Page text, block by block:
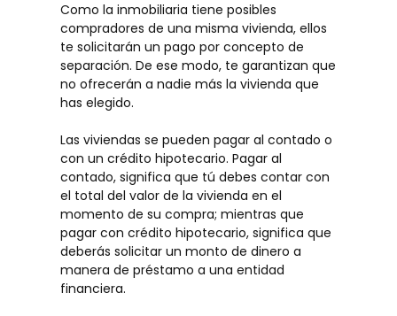
Como la inmobiliaria tiene posibles
compradores de una misma vivienda, ellos
te solicitarán un pago por concepto de
separación. De ese modo, te garantizan que
no ofrecerán a nadie más la vivienda que
has elegido.
Las viviendas se pueden pagar al contado o
con un crédito hipotecario. Pagar al
contado, significa que tú debes contar con
el total del valor de la vivienda en el
momento de su compra; mientras que
pagar con crédito hipotecario, significa que
deberás solicitar un monto de dinero a
manera de préstamo a una entidad
financiera.